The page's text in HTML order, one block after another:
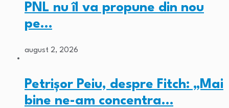
PNL nu îl va propune din nou
pe…
august 2, 2026
Petrișor Peiu, despre Fitch: „Mai
bine ne-am concentra…